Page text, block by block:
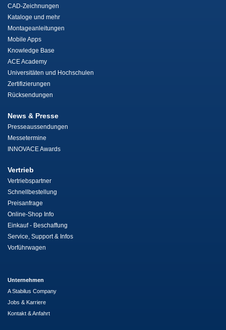
CAD-Zeichnungen
Kataloge und mehr
Montageanleitungen
Mobile Apps
Knowledge Base
ACE Academy
Universitäten und Hochschulen
Zertifizierungen
Rücksendungen
News & Presse
Presseaussendungen
Messetermine
INNOVACE Awards
Vertrieb
Vertriebspartner
Schnellbestellung
Preisanfrage
Online-Shop Info
Einkauf - Beschaffung
Service, Support & Infos
Vorführwagen
Unternehmen
A Stabilus Company
Jobs & Karriere
Kontakt & Anfahrt